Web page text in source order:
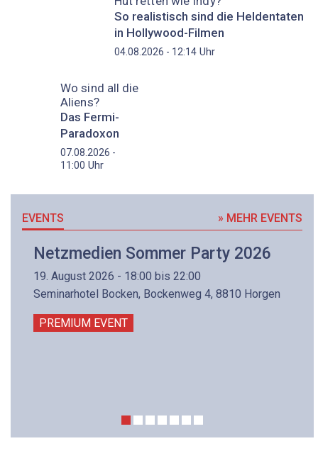
So realistisch sind die Heldentaten
in Hollywood-Filmen
04.08.2026 - 12:14Uhr
Wo sind all die
Aliens?
Das Fermi-
Paradoxon
07.08.2026 -
11:00 Uhr
EVENTS » MEHR EVENTS
Netzmedien Sommer Party 2026
19. August 2026 - 18:00 bis 22:00
Seminarhotel Bocken, Bockenweg 4, 8810 Horgen
PREMIUM EVENT